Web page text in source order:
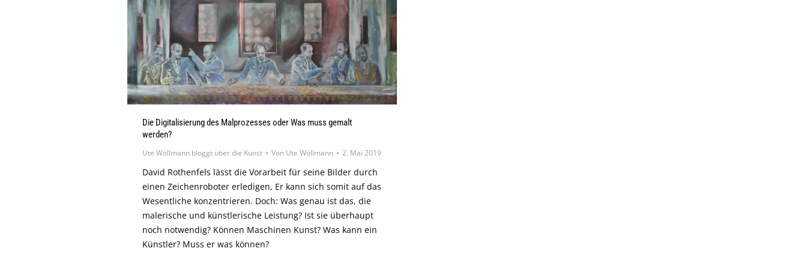
Die Digitalisierung des Malprozesses oder Was muss gemalt
werden?
Ute Wöllmann bloggt über die Kunst Von Ute Wöllmann 2. Mai 2019
David Rothenfels lässt die Vorarbeit für seine Bilder durch
einen Zeichenroboter erledigen, Er kann sich somit auf das
Wesentliche konzentrieren. Doch: Was genau ist das, die
malerische und künstlerische Leistung? Ist sie überhaupt
noch notwendig? Können Maschinen Kunst? Was kann ein
Künstler? Muss er was können?